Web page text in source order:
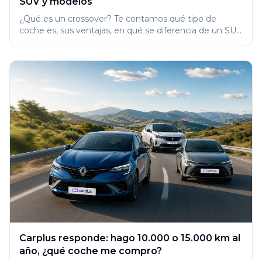
¿Qué es un crossover? Te contamos qué tipo de
coche es, sus ventajas, en qué se diferencia de un SUV
Carplus responde: hago 10.000 o 15.000 km al
año, ¿qué coche me compro?